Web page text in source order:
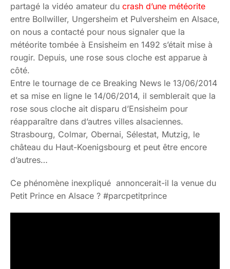
partagé la vidéo amateur du crash d’une météorite
entre Bollwiller, Ungersheim et Pulversheim en Alsace,
on nous a contacté pour nous signaler que la
météorite tombée à Ensisheim en 1492 s’était mise à
rougir. Depuis, une rose sous cloche est apparue à
côté.
Entre le tournage de ce Breaking News le 13/06/2014
et sa mise en ligne le 14/06/2014, il semblerait que la
rose sous cloche ait disparu d’Ensisheim pour
réapparaître dans d’autres villes alsaciennes.
Strasbourg, Colmar, Obernai, Sélestat, Mutzig, le
château du Haut-Koenigsbourg et peut être encore
d’autres…
Ce phénomène inexpliqué annoncerait-il la venue du
Petit Prince en Alsace ? #parcpetitprince